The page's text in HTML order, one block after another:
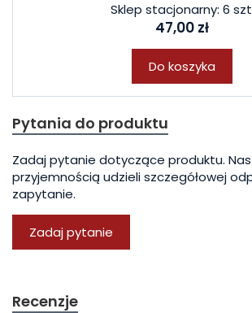
Sklep stacjonarny: 6
47,00 zł
Do koszyka
Pytania do produktu
Zadaj pytanie dotyczące produktu.
przyjemnością udzieli szczegółowej
zapytanie.
Zadaj pytanie
Recenzje